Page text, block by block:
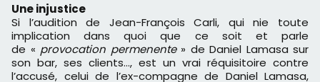
Une injustice
Si l’audition de Jean-François Carli, qui nie toute
implication dans quoi que ce soit et parle
de « provocation permenente » de Daniel Lamasa sur
son bar, ses clients…, est un vrai réquisitoire contre
l’accusé, celui de l’ex-compagne de Daniel Lamasa,